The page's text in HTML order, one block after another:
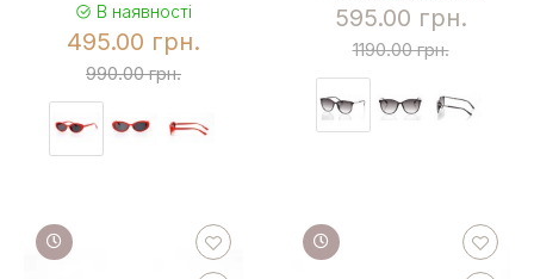
В наявності
495.00 грн.
990.00 грн.
595.00 грн.
1190.00 грн.